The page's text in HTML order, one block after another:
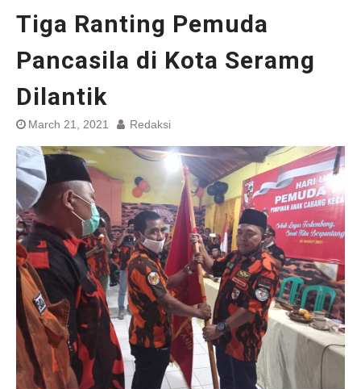
Tiga Ranting Pemuda
Pancasila di Kota Seramg
Dilantik
March 21, 2021 Redaksi